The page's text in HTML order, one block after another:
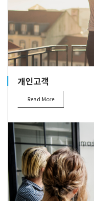
개인고객
Read More